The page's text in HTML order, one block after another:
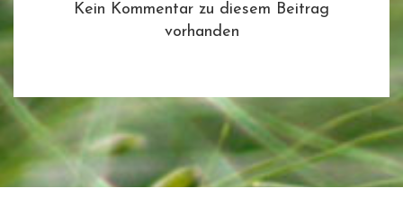
Kein Kommentar zu diesem Beitrag
vorhanden